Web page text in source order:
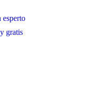
esperto
gratis